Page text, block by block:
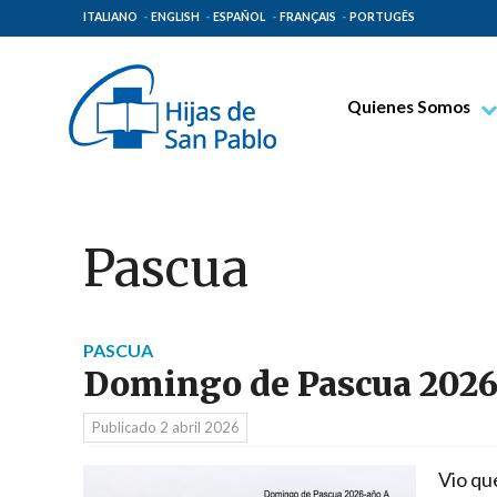
ITALIANO ENGLISH ESPAÑOL FRANÇAIS PORTUGÊS
Quienes Somos
Familia Paulina
Pascua
PASCUA
Domingo de Pascua 2026
Publicado 2 abril 2026
Vio